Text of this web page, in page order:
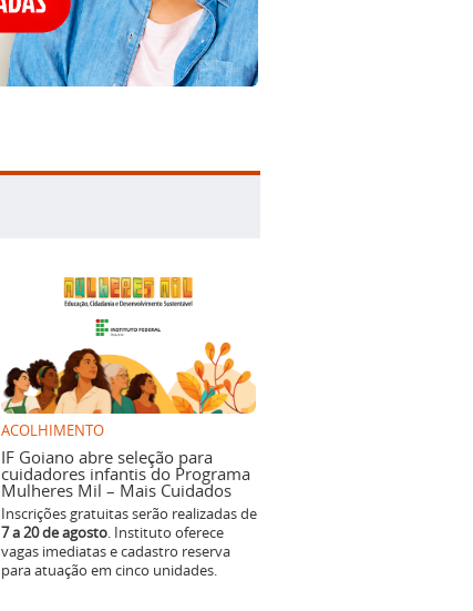
ACOLHIMENTO
IF Goiano abre seleção para
cuidadores infantis do Programa
Mulheres Mil – Mais Cuidados
Inscrições gratuitas serão realizadas de
7 a 20 de agosto. Instituto oferece
vagas imediatas e cadastro reserva
para atuação em cinco unidades.